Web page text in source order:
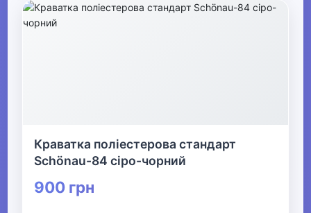
Краватка поліестерова стандарт
Schönau-84 сіро-чорний
900 грн